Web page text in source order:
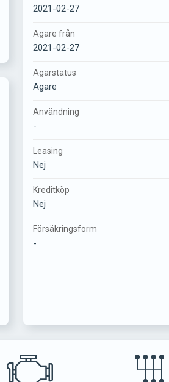
2021-02-27
Ägare från
2021-02-27
Ägarstatus
Ägare
Användning
-
Leasing
Nej
Kreditköp
Nej
Försäkringsform
-